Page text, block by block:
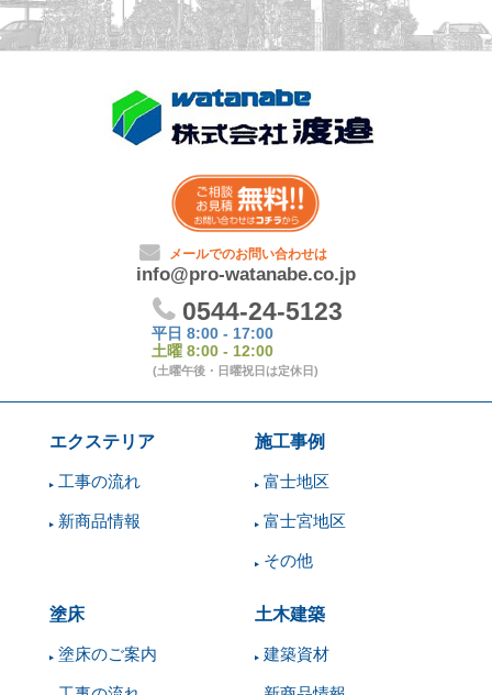
エクステリア
工事の流れ
新商品情報
施工事例
富士地区
富士宮地区
その他
塗床
塗床のご案内
土木建築
建築資材